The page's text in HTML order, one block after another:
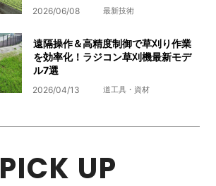
2026/06/08 最新技術
遠隔操作＆高精度制御で草刈り作業
を効率化！ラジコン草刈機最新モデ
ル7選
2026/04/13 道工具・資材
PICK UP